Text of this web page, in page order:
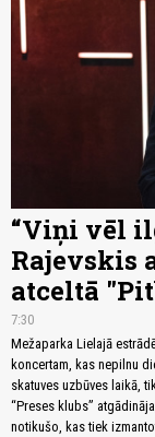
“Viņi vēl
Rajevskis
atceltā
7:30
Mežaparka Lielajā
koncertam, kas nepilnu
skatuves uzbūves laikā,
“Preses klubs”
notikušo, kas tiek